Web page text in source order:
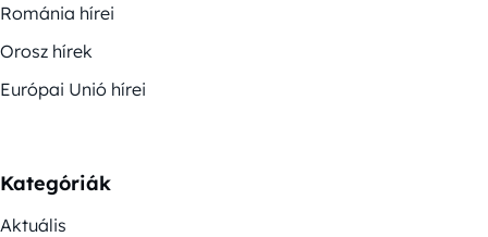
Románia hírei
Orosz hírek
Európai Unió hírei
Kategóriák
Aktuális